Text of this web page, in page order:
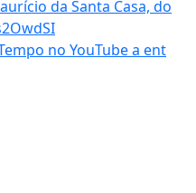
no YouTube a ent